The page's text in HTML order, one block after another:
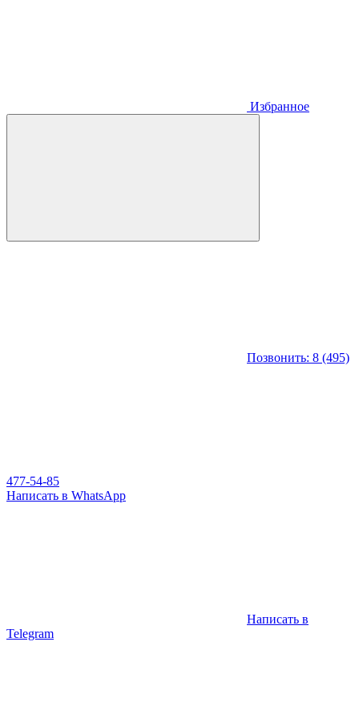
Избранное
Позвонить: 8 (495)
477-54-85
Написать в WhatsApp
Написать в
Telegram